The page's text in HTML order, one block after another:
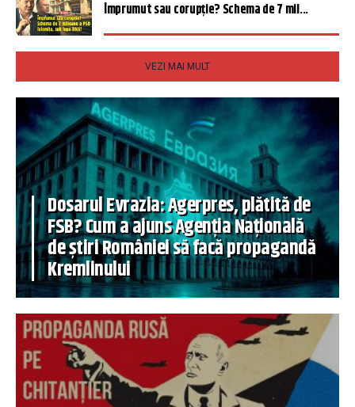
Împrumut sau corupție? Schema de 7 mil...
VEZI MAI MULT
Dosarul Evrazia: Agerpres, plătită de
FSB? Cum a ajuns Agenția Națională
de știri României să facă propagandă
Kremlinului